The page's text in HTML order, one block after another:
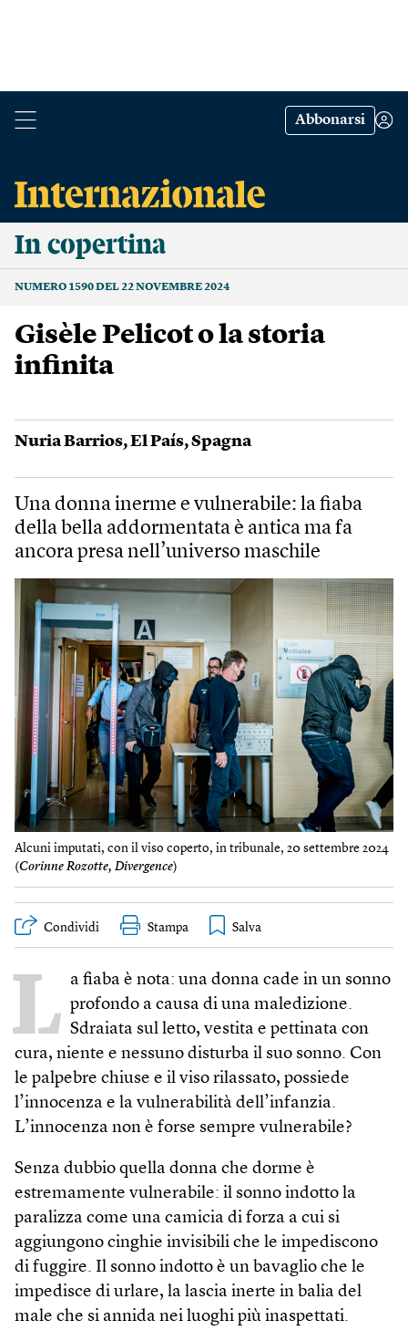
Abbonarsi
In copertina
NUMERO 1590 DEL 22 NOVEMBRE 2024
Gisèle Pelicot o la storia
infinita
Nuria Barrios,El País,Spagna
Una donna inerme e vulnerabile: la fiaba
della bella addormentata è antica ma fa
ancora presa nell’universo maschile
Alcuni imputati, con il viso coperto, in tribunale, 20 settembre 2024
(Corinne Rozotte, Divergence)
Condividi Stampa
L a fiaba è nota: una donna cade in un sonno
profondo a causa di una maledizione.
Sdraiata sul letto, vestita e pettinata con
cura, niente e nessuno disturba il suo sonno. Con
le palpebre chiuse e il viso rilassato, possiede
l’innocenza e la vulnerabilità dell’infanzia.
L’innocenza non è forse sempre vulnerabile?
Senza dubbio quella donna che dorme è
estremamente vulnerabile: il sonno indotto la
paralizza come una camicia di forza a cui si
aggiungono cinghie invisibili che le impediscono
di fuggire. Il sonno indotto è un bavaglio che le
impedisce di urlare, la lascia inerte in balia del
male che si annida nei luoghi più inaspettati.